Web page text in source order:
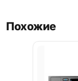
Похожие